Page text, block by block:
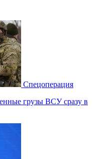
Спецоперация
грузы ВСУ сразу в